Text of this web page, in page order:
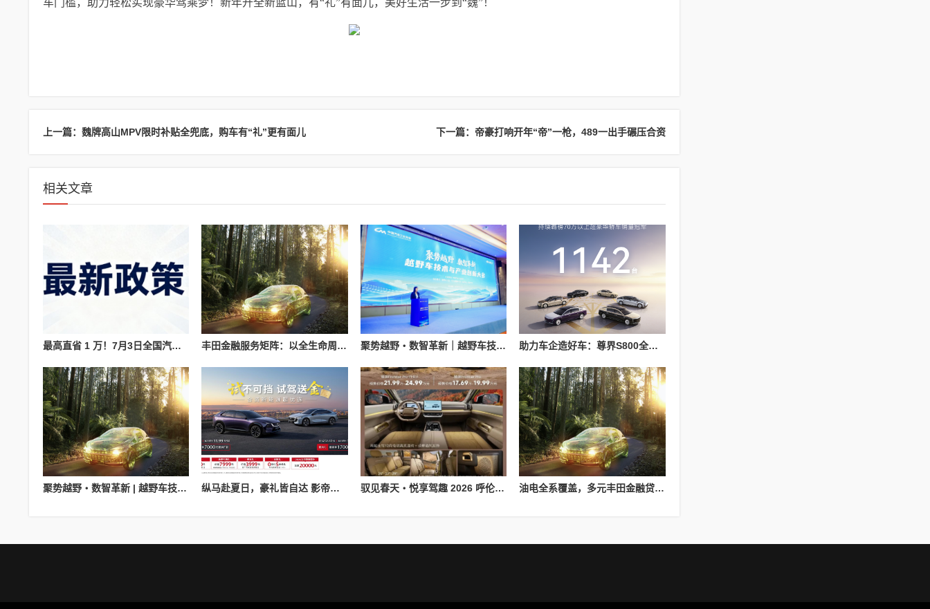
车门槛，助力轻松实现豪华驾乘梦！新年开全新蓝山，有“礼”有面儿，美好生活一步到“魏”！
上一篇：魏牌高山MPV限时补贴全兜底，购车有“礼”更有面儿 下一篇：帝豪打响开年“帝”一枪，489一出手碾压合资
相关文章
最高直省 1 万！7月3日全国汽车首购补贴落地，50 亿资金池先到先得 丰田金融服务矩阵：以全生命周期生态绘就汽车消费多元化新蓝图 聚势越野・数智革新｜越野车技术与产业创新大会在襄阳圆满落幕 助力车企造好车：尊界S800全系搭载华为智擎，持续领跑超豪华轿车市场
聚势越野・数智革新 | 越野车技术与产业创新大会5月15日襄阳启幕 纵马赴夏日，豪礼皆自达 影帝梁家辉实力背书EZ-60马年版上市 EZ-6超级置换季开启 驭见春天・悦享驾趣 2026 呼伦贝尔大型春季车展 油电全系覆盖，多元丰田金融贷款、融资租赁方案助力车市回暖